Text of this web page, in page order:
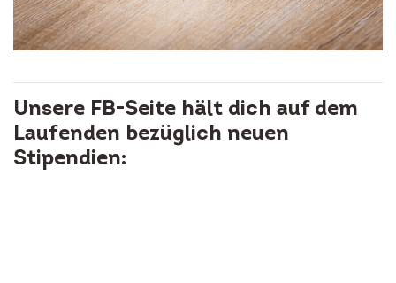
Unsere FB-Seite hält dich auf dem
Laufenden bezüglich neuen
Stipendien: